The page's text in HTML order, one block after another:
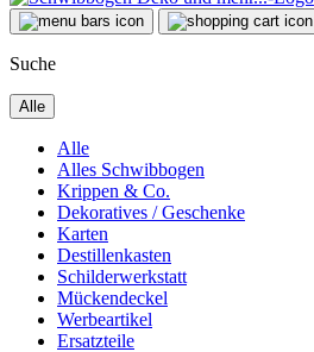
Suche
Alle
Alle
Alles Schwibbogen
Krippen & Co.
Dekoratives / Geschenke
Karten
Destillenkasten
Schilderwerkstatt
Mückendeckel
Werbeartikel
Ersatzteile